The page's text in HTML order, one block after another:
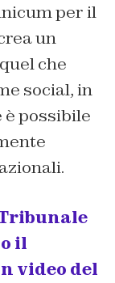
per il
un
che
social, in
possibile
il
video del